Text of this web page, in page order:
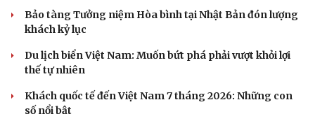
giao tranh với Iran
Phê duyệt Kế hoạch bồi dưỡng kiến thức quốc phòng và
an ninh cho đối tượng 1